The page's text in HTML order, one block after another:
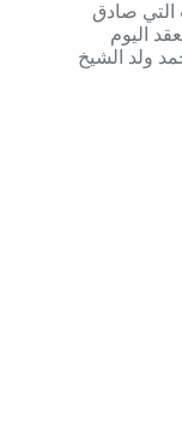
التي صادق
اليوم
ولد الشيخ